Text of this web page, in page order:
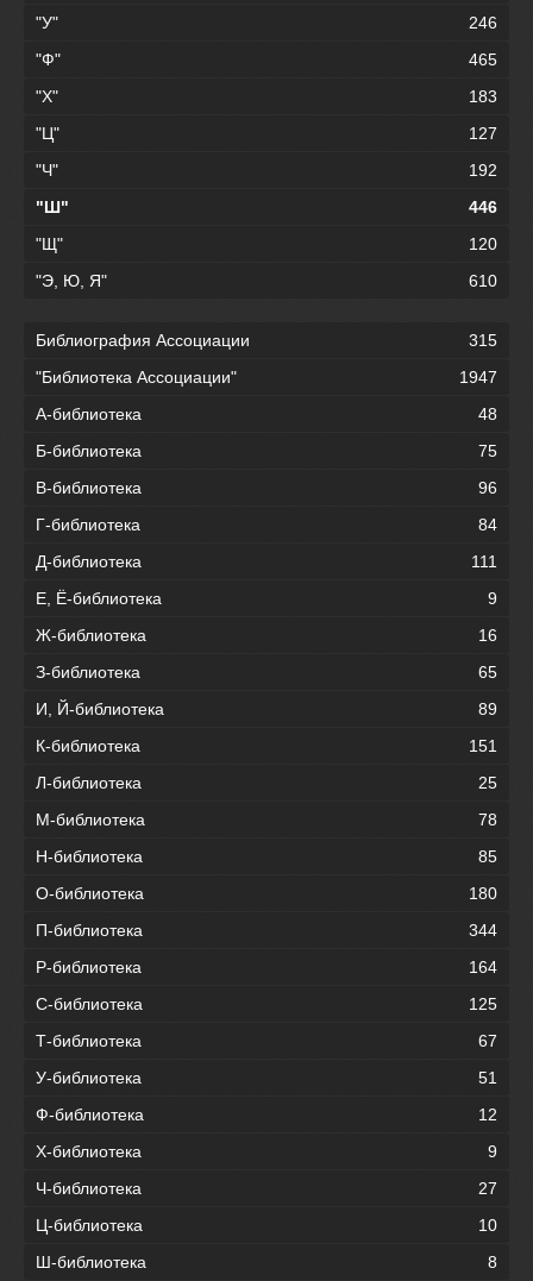
"У"
246
"Ф"
465
"Х"
183
"Ц"
127
"Ч"
192
"Ш"
446
"Щ"
120
"Э, Ю, Я"
610
Библиография Ассоциации
315
"Библиотека Ассоциации"
1947
А-библиотека
48
Б-библиотека
75
В-библиотека
96
Г-библиотека
84
Д-библиотека
111
Е, Ё-библиотека
9
Ж-библиотека
16
З-библиотека
65
И, Й-библиотека
89
К-библиотека
151
Л-библиотека
25
М-библиотека
78
Н-библиотека
85
О-библиотека
180
П-библиотека
344
Р-библиотека
164
С-библиотека
125
Т-библиотека
67
У-библиотека
51
Ф-библиотека
12
Х-библиотека
9
Ч-библиотека
27
Ц-библиотека
10
Ш-библиотека
8